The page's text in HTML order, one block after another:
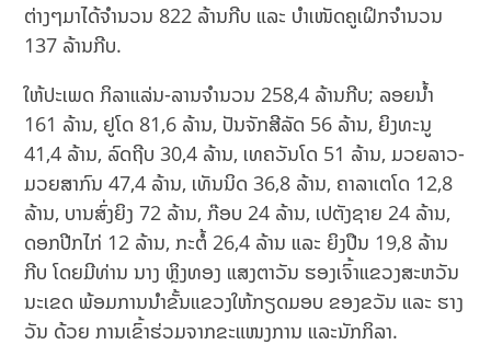
ຕ່າງໆມາໄດ້ຈໍານວນ 822 ລ້ານກີບ ແລະ ບໍາເໜັດຄູເຝິກຈໍານວນ
137 ລ້ານກີບ.
ໃຫ້ປະເພດ ກິລາແລ່ນ-ລານຈໍານວນ 258,4 ລ້ານກີບ; ລອຍນໍ້າ
161 ລ້ານ, ຢູໂດ 81,6 ລ້ານ, ປັນຈັກສີລັດ 56 ລ້ານ, ຍິງທະນູ
41,4 ລ້ານ, ລົດຖີບ 30,4 ລ້ານ, ເທຄວັນໂດ 51 ລ້ານ, ມວຍລາວ-
ມວຍສາກົນ 47,4 ລ້ານ, ເທັນນິດ 36,8 ລ້ານ, ຄາລາເຕໂດ 12,8
ລ້ານ, ບານສົ່ງຍິງ 72 ລ້ານ, ກ໊ອບ 24 ລ້ານ, ເປຕັງຊາຍ 24 ລ້ານ,
ດອກປີກໄກ່ 12 ລ້ານ, ກະຕໍ້ 26,4 ລ້ານ ແລະ ຍິງປືນ 19,8 ລ້ານ
ກີບ ໂດຍມີທ່ານ ນາງ ຫຼິງທອງ ແສງຕາວັນ ຮອງເຈົ້າແຂວງສະຫວັນ
ນະເຂດ ພ້ອມການນໍາຂັ້ນແຂວງໃຫ້ກຽດມອບ ຂອງຂວັນ ແລະ ຮາງ
ວັນ ດ້ວຍ ການເຂົ້າຮ່ວມຈາກຂະແໜງການ ແລະນັກກິລາ.